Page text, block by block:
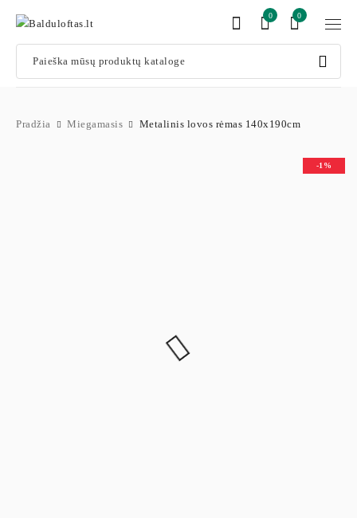
0
0
Pradžia Miegamasis Metalinis lovos rėmas 140x190cm
-1%